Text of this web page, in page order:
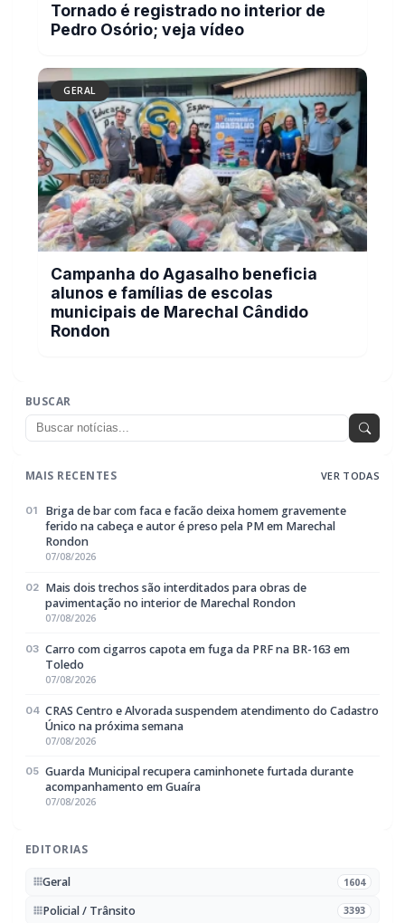
Tornado é registrado no interior de
Pedro Osório; veja vídeo
GERAL
Campanha do Agasalho beneficia
alunos e famílias de escolas
municipais de Marechal Cândido
Rondon
BUSCAR
MAIS RECENTES VER TODAS
01
Briga de bar com faca e facão deixa homem gravemente
ferido na cabeça e autor é preso pela PM em Marechal
Rondon
07/08/2026
02 Mais dois trechos são interditados para obras de
pavimentação no interior de Marechal Rondon
07/08/2026
03 Carro com cigarros capota em fuga da PRF na BR-163 em
Toledo
07/08/2026
04 CRAS Centro e Alvorada suspendem atendimento do Cadastro
Único na próxima semana
07/08/2026
05 Guarda Municipal recupera caminhonete furtada durante
acompanhamento em Guaíra
07/08/2026
EDITORIAS
Geral 1604
Policial / Trânsito 3393